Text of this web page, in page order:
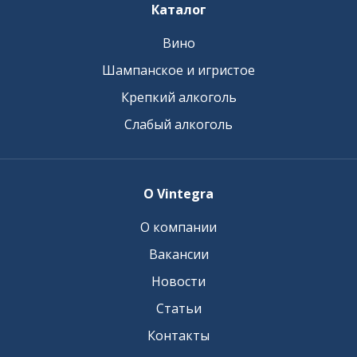
Каталог
Вино
Шампанское и игристое
Крепкий алкоголь
Слабый алкоголь
О Vintegra
О компании
Вакансии
Новости
Статьи
Контакты